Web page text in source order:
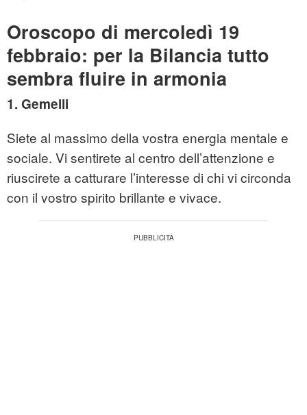
Oroscopo di mercoledì 19
febbraio: per la Bilancia tutto
sembra fluire in armonia
1. Gemelli
Siete al massimo della vostra energia mentale e
sociale. Vi sentirete al centro dell’attenzione e
riuscirete a catturare l’interesse di chi vi circonda
con il vostro spirito brillante e vivace.